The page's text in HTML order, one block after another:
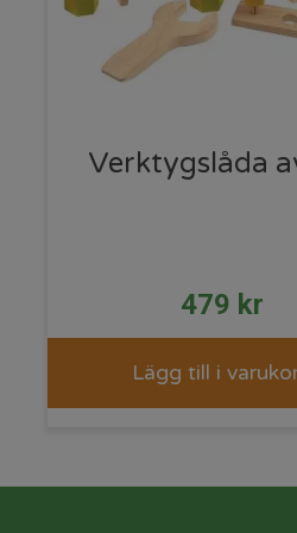
Verktygslåda
479 kr
Lägg till i